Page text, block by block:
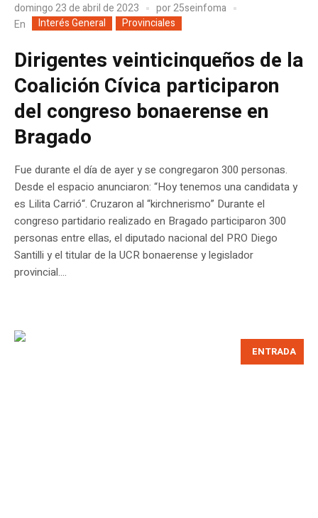
domingo 23 de abril de 2023 por25seinfoma
En
Interés General Provinciales
Dirigentes veinticinqueños de la
Coalición Cívica participaron
del congreso bonaerense en
Bragado
Fue durante el día de ayer y se congregaron 300 personas.
Desde el espacio anunciaron: “Hoy tenemos una candidata y
es Lilita Carrió“. Cruzaron al “kirchnerismo” Durante el
congreso partidario realizado en Bragado participaron 300
personas entre ellas, el diputado nacional del PRO Diego
Santilli y el titular de la UCR bonaerense y legislador
provincial....
ENTRADA